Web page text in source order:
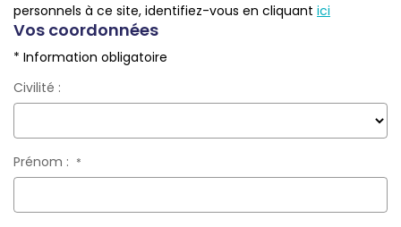
personnels à ce site, identifiez-vous en cliquant ici
Vos coordonnées
* Information obligatoire
Civilité :
Prénom : *